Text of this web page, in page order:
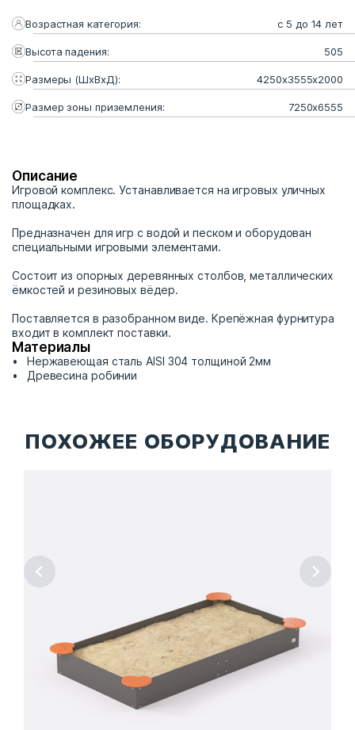
Возрастная категория: с 5 до 14 лет
Высота падения: 505
Размеры (ШхВхД): 4250х3555х2000
Размер зоны приземления: 7250х6555
Описание
Игровой комплекс. Устанавливается на игровых уличных
площадках.
Предназначен для игр с водой и песком и оборудован
специальными игровыми элементами.
Состоит из опорных деревянных столбов, металлических
ёмкостей и резиновых вёдер.
Поставляется в разобранном виде. Крепёжная фурнитура
входит в комплект поставки.
Материалы
Нержавеющая сталь AISI 304 толщиной 2мм
Древесина робинии
ПОХОЖЕЕ ОБОРУДОВАНИЕ